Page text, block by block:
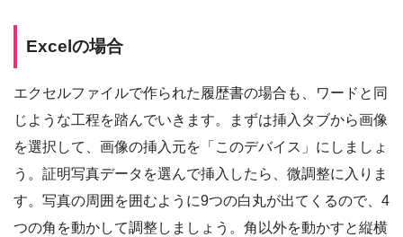
Excelの場合
エクセルファイルで作られた履歴書の場合も、ワードと同
じような工程を踏んでいきます。まずは挿入タブから画像
を選択して、画像の挿入元を「このデバイス」にしましょ
う。証明写真データを選んで挿入したら、微調整に入りま
す。写真の周囲を囲むように9つの白丸が出てくるので、4
つの角を動かして調整しましょう。角以外を動かすと縦横